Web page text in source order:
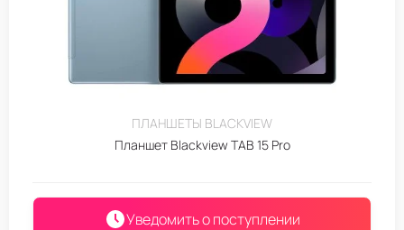
ПЛАНШЕТЫ BLACKVIEW
Планшет Blackview TAB 15 Pro
Уведомить о поступлении